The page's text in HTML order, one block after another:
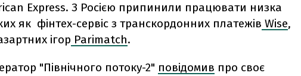
Express. З Росією припинили працювати низка
як фінтех-сервіс з транскордонних платежів Wise,
ігор Parimatch.
"Північного потоку-2" повідомив про своє